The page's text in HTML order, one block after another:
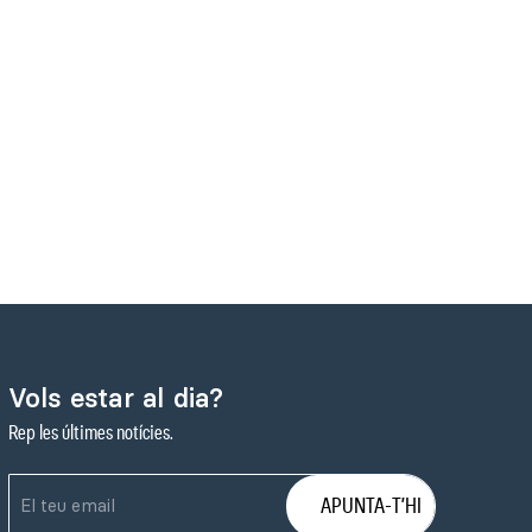
Vols estar al dia?
Rep les últimes notícies.